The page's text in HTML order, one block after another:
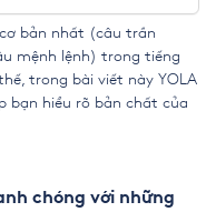
bản nhất (câu trần
mệnh lệnh) trong tiếng
trong bài viết này YOLA
bạn hiểu rõ bản chất của
chóng với những